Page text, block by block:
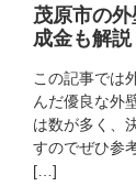
茂原市の
成金も解説
この記事では
んだ優良な外
は数が多く、
すのでぜひ参
[…]